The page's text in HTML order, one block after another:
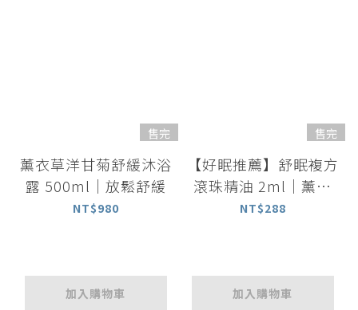
售完
薰衣草洋甘菊舒緩沐浴
露 500ml｜放鬆舒緩
NT$980
加入購物車
售完
【好眠推薦】舒眠複方
滾珠精油 2ml｜薰衣
草+洋甘菊+甜馬鬱精
NT$288
加入購物車